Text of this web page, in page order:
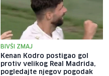
BIVŠI ZMAJ
Kenan Kodro postigao gol
protiv velikog Real Madrida,
pogledajte njegov pogodak